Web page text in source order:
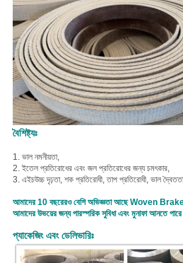
বৈশিষ্ট্যঃ
1. ভাল নমনীয়তা,
2. ইতেল প্রতিরোধের এবং জল প্রতিরোধের জন্য চমৎকার,
3. এইচউচ্চ দৃঢ়তা, শক প্রতিরোধী, তাপ প্রতিরোধী, ভাল
আমাদের 10 বছরেরও বেশি অভিজ্ঞতা আছে Woven
আমাদের উভয়ের জন্য পারস্পরিক সুবিধা এবং মুনাফা আনতে
প্যাকেজিং এবং ডেলিভারিঃ